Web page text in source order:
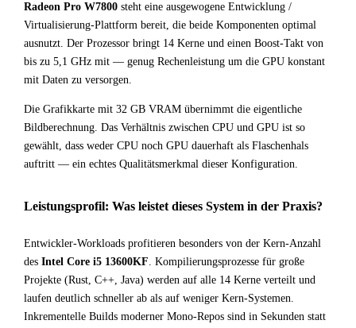
Radeon Pro W7800 steht eine ausgewogene Entwicklung /
Virtualisierung-Plattform bereit, die beide Komponenten optimal
ausnutzt. Der Prozessor bringt 14 Kerne und einen Boost-Takt von
bis zu 5,1 GHz mit — genug Rechenleistung um die GPU konstant
mit Daten zu versorgen.
Die Grafikkarte mit 32 GB VRAM übernimmt die eigentliche
Bildberechnung. Das Verhältnis zwischen CPU und GPU ist so
gewählt, dass weder CPU noch GPU dauerhaft als Flaschenhals
auftritt — ein echtes Qualitätsmerkmal dieser Konfiguration.
Leistungsprofil: Was leistet dieses System in der Praxis?
Entwickler-Workloads profitieren besonders von der Kern-Anzahl
des Intel Core i5 13600KF. Kompilierungsprozesse für große
Projekte (Rust, C++, Java) werden auf alle 14 Kerne verteilt und
laufen deutlich schneller ab als auf weniger Kern-Systemen.
Inkrementelle Builds moderner Mono-Repos sind in Sekunden statt